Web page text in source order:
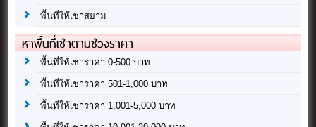
พื้นที่ให้เช่าสยาม
หาพื้นที่เช่าตามช่วงราคา
พื้นที่ให้เช่าราคา 0-500 บาท
พื้นที่ให้เช่าราคา 501-1,000 บาท
พื้นที่ให้เช่าราคา 1,001-5,000 บาท